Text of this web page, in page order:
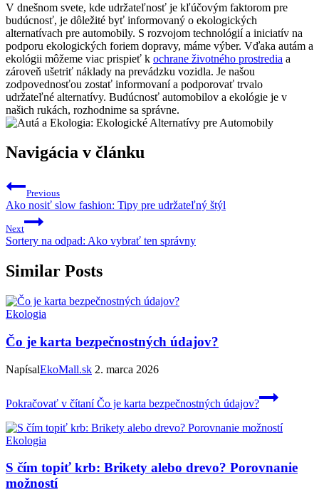
V dnešnom svete, kde udržateľnosť je kľúčovým faktorom pre
budúcnosť, je dôležité byť informovaný o ekologických
alternatívach pre automobily. S rozvojom technológií a iniciatív na
podporu ekologických foriem dopravy, máme výber. Vďaka autám a
ekológii môžeme viac prispieť k ochrane životného prostredia a
zároveň ušetriť náklady na prevádzku vozidla. Je našou
zodpovednosťou zostať informovaní a podporovať trvalo
udržateľné alternatívy. Budúcnosť automobilov a ekológie je v
našich rukách, rozhodnime sa správne.
Navigácia v článku
Previous
Ako nosiť slow fashion: Tipy pre udržateľný štýl
Next
Sortery na odpad: Ako vybrať ten správny
Similar Posts
Ekologia
Čo je karta bezpečnostných údajov?
NapísalEkoMall.sk 2. marca 2026
Pokračovať v čítaníČo je karta bezpečnostných údajov?
Ekologia
S čím topiť krb: Brikety alebo drevo? Porovnanie
možností